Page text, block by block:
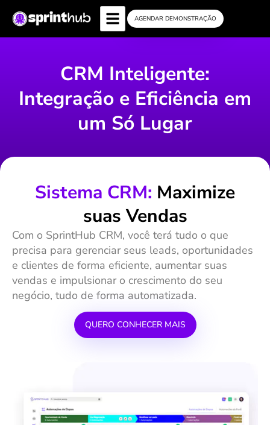
AGENDAR DEMONSTRAÇÃO
CRM Inteligente:
Integração e Eficiência em
um Só Lugar
Sistema CRM: Maximize
suas Vendas
Com o SprintHub CRM, você terá tudo o que
precisa para gerenciar seus leads, oportunidades
e clientes de forma eficiente, aumentar suas
vendas e impulsionar o crescimento do seu
negócio, tudo de forma automatizada.
QUERO CONHECER MAIS